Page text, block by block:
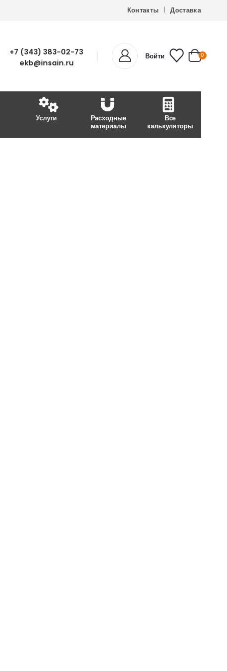
Контакты Доставка
+7 (343) 383-02-73
ekb@insain.ru
Войти 0
Услуги
Расходные
материалы
Все
калькуляторы